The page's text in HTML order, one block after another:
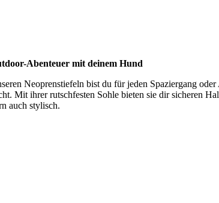
Abenteuer mit deinem Hund
Neoprenstiefeln bist du für jeden Spaziergang
Mit ihrer rutschfesten Sohle bieten sie dir sicheren
auch stylisch.